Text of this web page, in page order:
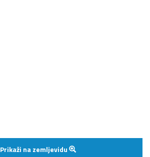
Prikaži na zemljevidu